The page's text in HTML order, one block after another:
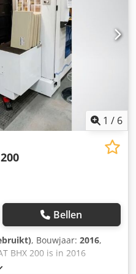
prijs is exclusief
voor ondernemers
van alles in de industriële
1 / 6
Bellen
, Bouwjaar: 2016,
BHX 200 is in 2016
over een stevig stalen